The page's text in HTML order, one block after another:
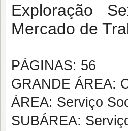
Exploração
Mercado de
PÁGINAS: 56
GRANDE ÁREA:
ÁREA: Serviço
SUBÁREA: